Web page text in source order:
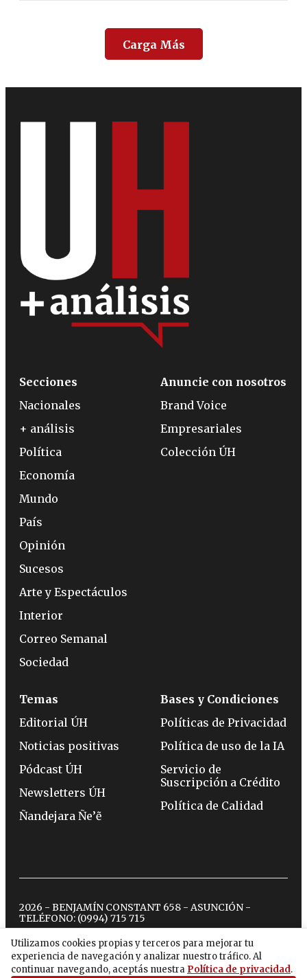
Carga Más
Utilizamos cookies propias y terceros para mejorar tu
experiencia de navegación y analizar nuestro tráfico. Al
continuar navegando, aceptás nuestra Política de privacidad.
Secciones
Nacionales
+ análisis
Política
Economía
Mundo
País
Opinión
Sucesos
Arte y Espectáculos
Interior
Correo Semanal
Sociedad
Anuncie con nosotros
Brand Voice
Empresariales
Colección ÚH
Temas
Editorial ÚH
Noticias positivas
Pódcast ÚH
Newsletters ÚH
Ñandejara Ñe’ẽ
Bases y Condiciones
Políticas de Privacidad
Política de uso de la IA
Servicio de
Suscripción a Crédito
Política de Calidad
2026 - BENJAMÍN CONSTANT 658 - ASUNCIÓN -
TELÉFONO: (0994) 715 715
twitterinstagram
facebook
tiktokyoutubespotify